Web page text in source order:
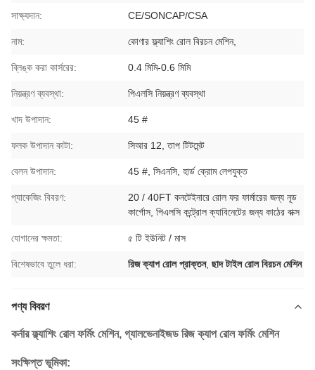
সাক্ষ্যদান: CE/SONCAP/CSA
নাম: কোণার ফ্ল্যাশিং রোল বিরচন মেশিন,
ব্লিঙ্ক করা কার্সরের: 0.4 মিমি-0.6 মিমি
নিয়ন্ত্রণ ব্যবস্থা: পিএলসি নিয়ন্ত্রণ ব্যবস্থা
খাদ উপাদান: 45 #
ফলক উপাদান কাটা: সিআর 12, তাপ টিটমেন্ট
বেলন উপাদান: 45 #, সিএনসি, হার্ড ক্রোম লেপযুক্ত
প্যাকেজিং বিবরণ:
20 / 40FT কনটেইনারে রোল ফর ফার্মারের জন্য নূড
কার্গোস, পিএলসি কন্ট্রোল ক্যাবিনেটের জন্য কাঠের বাক্স
যোগানের ক্ষমতা: ৫ টি ইউনিট / মাস
বিশেষভাবে তুলে ধরা: রিজ ক্যাপ রোল প্রাক্তন,ছাদ টাইল রোল বিরচন মেশিন
পণ্য বিবরণ
কর্নার ফ্ল্যাশিং রোল ফর্মিং মেশিন, গ্যালভেনাইজড রিজ ক্যাপ রোল ফর্মিং মেশিন
সংক্ষিপ্ত ভূমিকা: